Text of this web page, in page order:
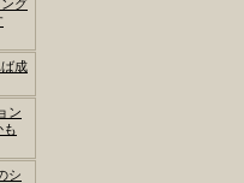
グ
成
ン
も
シ